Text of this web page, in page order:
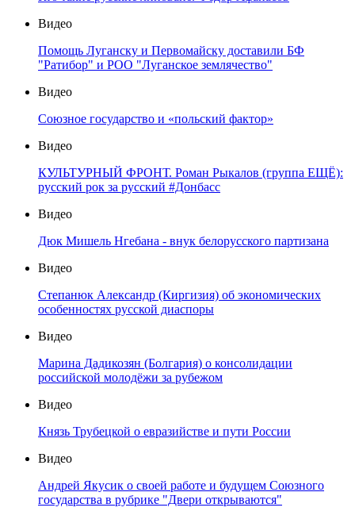
Видео
Помощь Луганску и Первомайску доставили БФ
"Ратибор" и РОО "Луганское землячество"
Видео
Союзное государство и «польский фактор»
Видео
КУЛЬТУРНЫЙ ФРОНТ. Роман Рыкалов (группа ЕЩЁ):
русский рок за русский #Донбасс
Видео
Дюк Мишель Нгебана - внук белорусского партизана
Видео
Степанюк Александр (Киргизия) об экономических
особенностях русской диаспоры
Видео
Марина Дадикозян (Болгария) о консолидации
российской молодёжи за рубежом
Видео
Князь Трубецкой о евразийстве и пути России
Видео
Андрей Якусик о своей работе и будущем Союзного
государства в рубрике "Двери открываются"